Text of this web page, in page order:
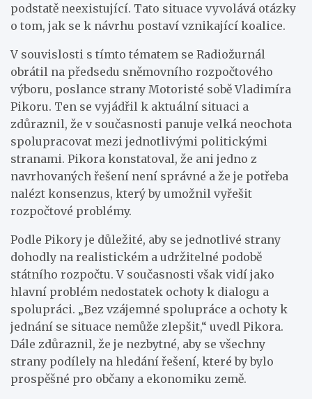
podstatě neexistující. Tato situace vyvolává otázky
o tom, jak se k návrhu postaví vznikající koalice.
V souvislosti s tímto tématem se Radiožurnál
obrátil na předsedu sněmovního rozpočtového
výboru, poslance strany Motoristé sobě Vladimíra
Pikoru. Ten se vyjádřil k aktuální situaci a
zdůraznil, že v současnosti panuje velká neochota
spolupracovat mezi jednotlivými politickými
stranami. Pikora konstatoval, že ani jedno z
navrhovaných řešení není správné a že je potřeba
nalézt konsenzus, který by umožnil vyřešit
rozpočtové problémy.
Podle Pikory je důležité, aby se jednotlivé strany
dohodly na realistickém a udržitelné podobě
státního rozpočtu. V současnosti však vidí jako
hlavní problém nedostatek ochoty k dialogu a
spolupráci. „Bez vzájemné spolupráce a ochoty k
jednání se situace nemůže zlepšit,“ uvedl Pikora.
Dále zdůraznil, že je nezbytné, aby se všechny
strany podílely na hledání řešení, které by bylo
prospěšné pro občany a ekonomiku země.